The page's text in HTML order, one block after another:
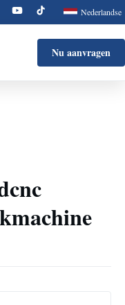
Nederlandse
Nu aanvragen